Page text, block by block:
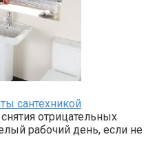
сантехникой
отрицательных
рабочий день, если не